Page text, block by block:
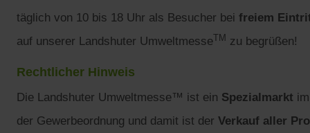
täglich von 10 bis 18 Uhr als Besucher bei freiem
auf unserer Landshuter UmweltmesseTM zu begrüßen!
Rechtlicher Hinweis
Die Landshuter Umweltmesse™ ist ein Spezialmarkt
der Gewerbeordnung und damit ist der Verkauf aller